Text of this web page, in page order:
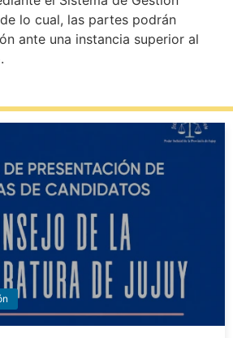
lo cual, las partes podrán
ante una instancia superior al